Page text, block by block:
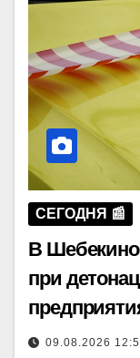
СЕГОДНЯ 📰
В Шебекино
при
09.08.2026